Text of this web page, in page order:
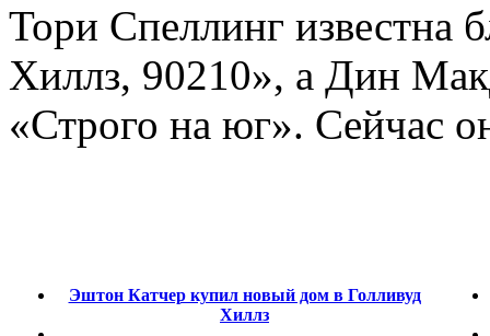
Тори Спеллинг известна
Хиллз, 90210», а Дин
«Строго на юг». Сейчас
Эштон Катчер купил новый дом в Голливуд
Хиллз